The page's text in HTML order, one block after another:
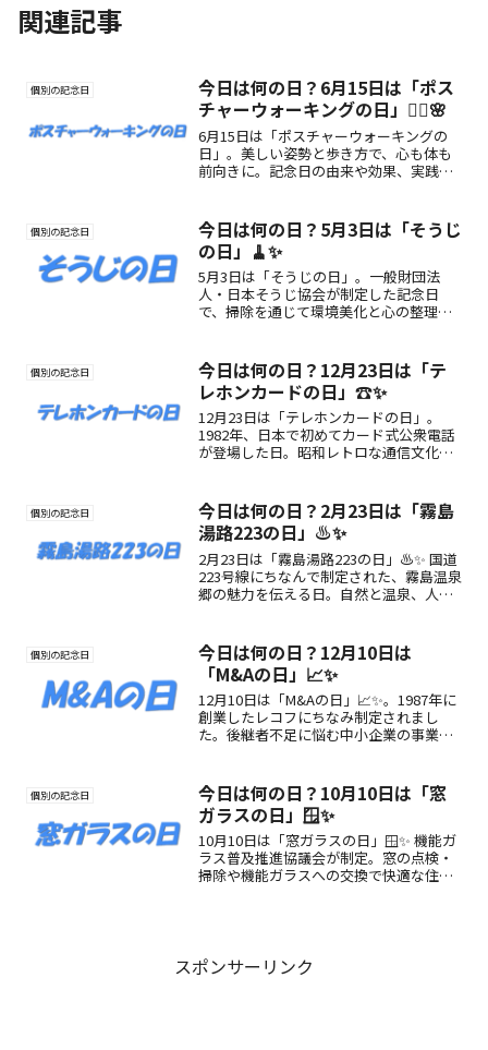
関連記事
個別の記念日
今日は何の日？6月15日は「ポス
チャーウォーキングの日」🚶‍♀️🌸
6月15日は「ポスチャーウォーキングの
日」。美しい姿勢と歩き方で、心も体も
前向きに。記念日の由来や効果、実践ア
個別の記念日
今日は何の日？5月3日は「そうじ
の日」🧹✨
5月3日は「そうじの日」。一般財団法
人・日本そうじ協会が制定した記念日
で、掃除を通じて環境美化と心の整理を
めてみませんか？
個別の記念日
今日は何の日？12月23日は「テ
レホンカードの日」☎️✨
12月23日は「テレホンカードの日」。
1982年、日本で初めてカード式公衆電話
が登場した日。昭和レトロな通信文化を
個別の記念日
今日は何の日？2月23日は「霧島
湯路223の日」♨️✨
2月23日は「霧島湯路223の日」♨️✨ 国道
223号線にちなんで制定された、霧島温泉
郷の魅力を伝える日。自然と温泉、人の
個別の記念日
今日は何の日？12月10日は
「M&Aの日」📈✨
12月10日は「M&Aの日」📈✨。1987年に
創業したレコフにちなみ制定されまし
た。後継者不足に悩む中小企業の事業承
個別の記念日
今日は何の日？10月10日は「窓
ガラスの日」🪟✨
10月10日は「窓ガラスの日」🪟✨ 機能ガ
ラス普及推進協議会が制定。窓の点検・
掃除や機能ガラスへの交換で快適な住ま
スポンサーリンク